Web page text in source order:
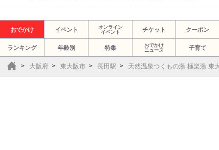
おでかけ イベント
オンライン
イベント
チケット クーポン
ランキング 年齢別 特集
おでかけ
ニュース
子育て
大阪府 東大阪市 長田駅 天然温泉つくもの湯 極楽湯 東